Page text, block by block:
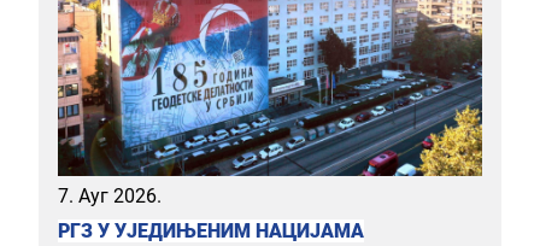
7. Ауг 2026.
РГЗ У УЈЕДИЊЕНИМ НАЦИЈАМА